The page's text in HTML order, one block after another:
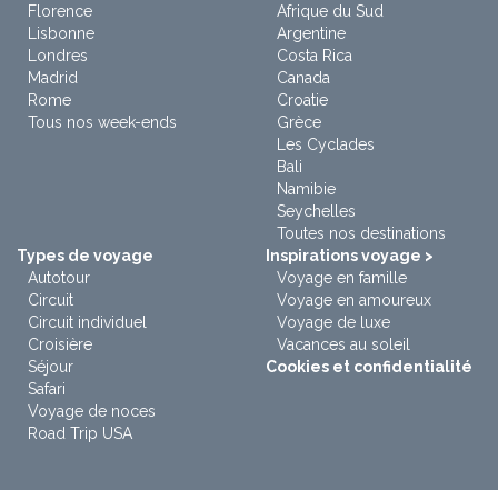
Florence
Lisbonne
Londres
Madrid
Rome
Tous nos week-ends
Afrique du Sud
Argentine
Costa Rica
Canada
Croatie
Grèce
Les Cyclades
Bali
Namibie
Seychelles
Toutes nos destinations
Types de voyage
Autotour
Circuit
Circuit individuel
Croisière
Séjour
Safari
Voyage de noces
Road Trip USA
Inspirations voyage >
Voyage en famille
Voyage en amoureux
Voyage de luxe
Vacances au soleil
Cookies et confidentialité